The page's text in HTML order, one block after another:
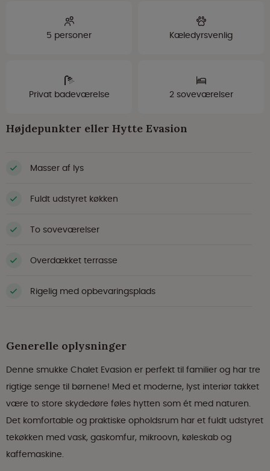
5 personer Kæledyrsvenlig
Privat badeværelse 2 soveværelser
Højdepunkter eller Hytte Evasion
Masser af lys
Fuldt udstyret køkken
To soveværelser
Overdækket terrasse
Rigelig med opbevaringsplads
Generelle oplysninger
Denne smukke Chalet Evasion er perfekt til familier og har tre
rigtige senge til børnene! Med et moderne, lyst interiør takket
være to store skydedøre føles hytten som ét med naturen.
Det komfortable og praktiske opholdsrum har et fuldt udstyret
tekøkken med vask, gaskomfur, mikroovn, køleskab og
kaffemaskine.